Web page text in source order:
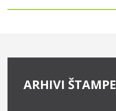
ARHIVI ŠTAMPE